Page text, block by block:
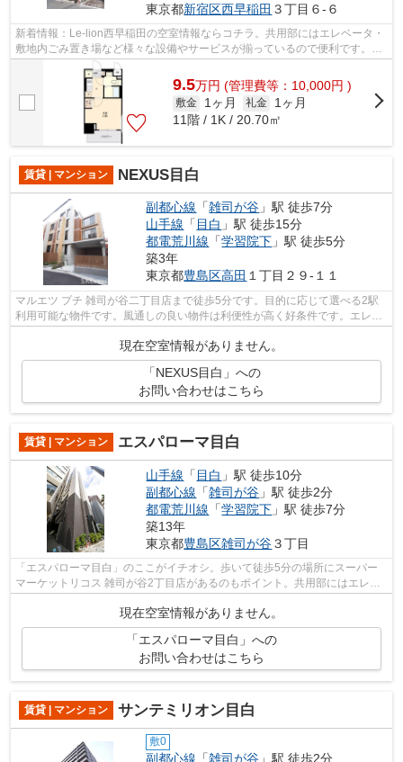
東京都新宿区西早稲田 ３丁目６-６
新着情報：Le-lion西早稲田の空室情報ならコチラ。共用部にはエレベータ・
敷地内ごみ置き場など様々な設備やサービスが揃っているので便利です。物
件の周辺に駅が2つあり、よく電車を...
9.5万円 (管理費等：10,000円 )
敷金 1ヶ月 礼金
1ヶ月
11階 / 1K / 20.70㎡
賃貸 | マンション NEXUS目白
副都心線 「雑司が谷 」駅 徒歩7分
山手線 「 目白 」駅 徒歩15分
都電荒川線 「学習院下 」駅 徒歩5分
築3年
東京都豊島区高田 １丁目２９-１１
マルエツ プチ 雑司が谷二丁目店まで徒歩5分です。目的に応じて選べる2駅
利用可能な物件です。風通しの良い物件は利便性が高く好条件です。エレベ
ーター付き物件です。副都心線雑司が...
現在空室情報がありません。
「NEXUS目白」への
お問い合わせはこちら
賃貸 | マンション エスパローマ目白
山手線 「 目白 」駅 徒歩10分
副都心線 「雑司が谷 」駅 徒歩2分
都電荒川線 「学習院下 」駅 徒歩7分
築13年
東京都豊島区雑司が谷３丁目
「エスパローマ目白」のここがイチオシ。歩いて徒歩5分の場所にスーパー
マーケットリコス 雑司が谷2丁目店があるのもポイント。共用部にはエレベ
現在空室情報がありません。
「エスパローマ目白」への
お問い合わせはこちら
賃貸 | マンション サンテミリオン目白
敷0
副都心線 「雑司が谷 」駅 徒歩2分